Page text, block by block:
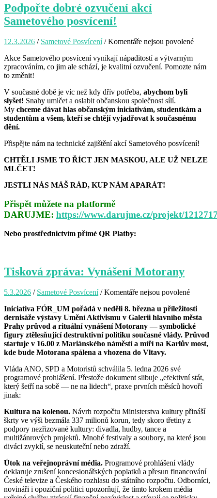
Podpořte dobré ozvučení akcí
Sametového posvícení!
12.3.2026 / Sametové Posvícení /Komentáře nejsou povolené
názvem
Akce Sametového posvícení vynikají nápaditostí a výtvarným
zpracováním, co jim ale schází, je kvalitní ozvučení. Pomozte nám
to změnit!
V současné době je víc než kdy dřív potřeba, abychom byli
slyšet! Snahy umlčet a oslabit občanskou společnost sílí.
My chceme dávat hlas občanským iniciativám, studentkám a
studentům a všem, kteří se chtějí vyjadřovat k současnému
dění.
Přispějte nám na technické zajištění akcí Sametového posvícení!
CHTĚLI JSME TO ŘÍCT JEN MASKOU, ALE UŽ NELZE
MLČET!
JESTLI NÁS MÁŠ RÁD, KUP NÁM APARÁT!
Přispět můžete na platformě
DARUJME: https://www.darujme.cz/projekt/
Nebo prostřednictvím přímé QR Platby:
Tisková zpráva: Vynášení Motorany
5.3.2026 / Sametové Posvícení /Komentáře nejsou povolené
s
názvem
Tisková
zpráva:
Iniciativa FÓR_UM pořádá v neděli 8. března u příležitosti
dernisáže výstavy Umění Aktivismu v Galerii hlavního města
Prahy průvod a rituální vynášení Motorany — symbolické
figury ztělesňující destruktivní politiku současné vlády. Průvod
startuje v 16.00 z Mariánského náměstí a míří na Karlův most,
kde bude Motorana spálena a vhozena do Vltavy.
Vláda ANO, SPD a Motoristů schválila 5. ledna 2026 své
programové prohlášení. Přestože dokument slibuje „efektivní stát,
který šetří na sobě — ne na lidech“, praxe prvních měsíců hovoří
jinak:
Kultura na kolenou. Návrh rozpočtu Ministerstva kultury přináší
škrty ve výši bezmála 337 milionů korun, tedy skoro třetiny z
podpory nezřizované kultury: divadla, hudby, tance a
multižánrových projektů. Mnohé festivaly a soubory, na které jsou
diváci zvyklí, se neuskuteční nebo zdraží.
Útok na veřejnoprávní média. Programové prohlášení vlády
deklaruje zrušení koncesionářských poplatků a přesun financování
České televize a Českého rozhlasu do státního rozpočtu. Odborníci,
novináři i opoziční politici upozorňují, že tímto krokem média